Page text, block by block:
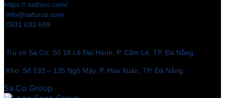
https://.sathico.com/
info@safurco.com
0931 633 699
Trụ sở Sa.Co: Số 18 Lê Đại Hành, P. Cẩm Lệ, TP. Đà Nẵng.
Kho: Số 133 – 135 Ngô Mây, P. Hòa Xuân, TP. Đà Nẵng.
Sa.Co Group